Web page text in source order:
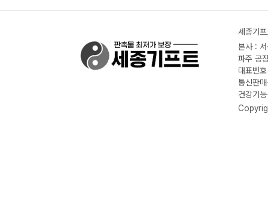
세종기
본사 :
파주 공
대표번
통신판
건강기